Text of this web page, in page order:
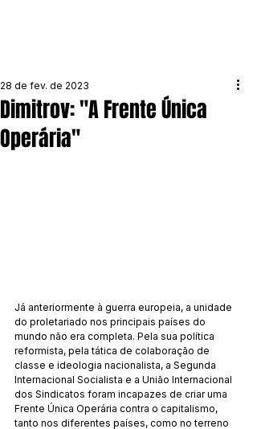
Dimitrov: "A Frente Única
Operária"
28 de fev. de 2023
Já anteriormente à guerra europeia, a unidade
do proletariado nos principais países do
mundo não era completa. Pela sua política
reformista, pela tática de colaboração de
classe e ideologia nacionalista, a Segunda
Internacional Socialista e a União Internacional
dos Sindicatos foram incapazes de criar uma
Frente Única Operária contra o capitalismo,
tanto nos diferentes países, como no terreno